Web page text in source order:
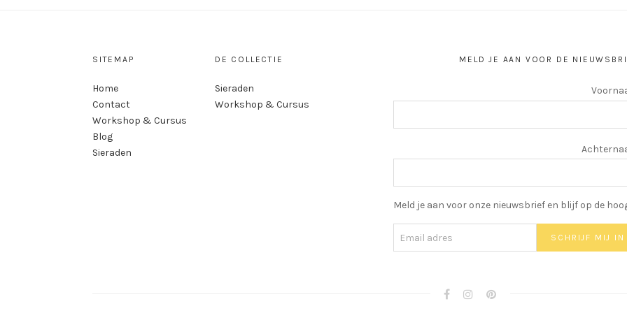
SITEMAP
Home
Contact
Workshop & Cursus
Blog
Sieraden
DE COLLECTIE
Sieraden
Workshop & Cursus
MELD JE AAN VOOR DE
Meld je aan voor onze nieuwsbrief en blijf op de